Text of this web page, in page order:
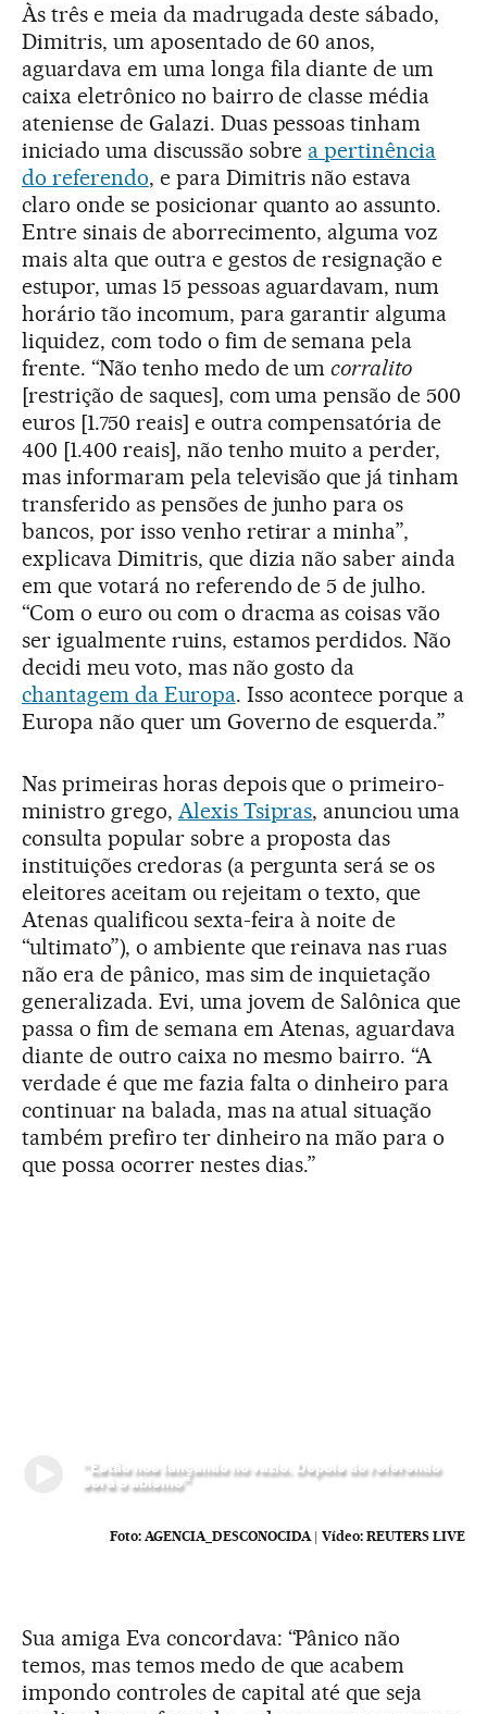
Às três e meia da madrugada deste sábado,
Dimitris, um aposentado de 60 anos,
aguardava em uma longa fila diante de um
caixa eletrônico no bairro de classe média
ateniense de Galazi. Duas pessoas tinham
iniciado uma discussão sobre a pertinência
do referendo, e para Dimitris não estava
claro onde se posicionar quanto ao assunto.
Entre sinais de aborrecimento, alguma voz
mais alta que outra e gestos de resignação e
estupor, umas 15 pessoas aguardavam, num
horário tão incomum, para garantir alguma
liquidez, com todo o fim de semana pela
frente. “Não tenho medo de umcorralito
[restrição de saques], com uma pensão de 500
euros [1.750 reais] e outra compensatória de
400 [1.400 reais], não tenho muito a perder,
mas informaram pela televisão que já tinham
transferido as pensões de junho para os
bancos, por isso venho retirar a minha”,
explicava Dimitris, que dizia não saber ainda
em que votará no referendo de 5 de julho.
“Com o euro ou com o dracma as coisas vão
ser igualmente ruins, estamos perdidos. Não
decidi meu voto, mas não gosto da
chantagem da Europa. Isso acontece porque a
Europa não quer um Governo de esquerda.”
Nas primeiras horas depois que o primeiro-
ministro grego, Alexis Tsipras, anunciou uma
consulta popular sobre a proposta das
instituições credoras (a pergunta será se os
eleitores aceitam ou rejeitam o texto, que
Atenas qualificou sexta-feira à noite de
“ultimato”), o ambiente que reinava nas ruas
não era de pânico, mas sim de inquietação
generalizada. Evi, uma jovem de Salônica que
passa o fim de semana em Atenas, aguardava
diante de outro caixa no mesmo bairro. “A
verdade é que me fazia falta o dinheiro para
continuar na balada, mas na atual situação
também prefiro ter dinheiro na mão para o
que possa ocorrer nestes dias.”
“Estão nos lançando no vazio. Depois do referendo
será o abismo”
Foto: AGENCIA_DESCONOCIDA| Vídeo: REUTERS LIVE
Sua amiga Eva concordava: “Pânico não
temos, mas temos medo de que acabem
impondo controles de capital até que seja